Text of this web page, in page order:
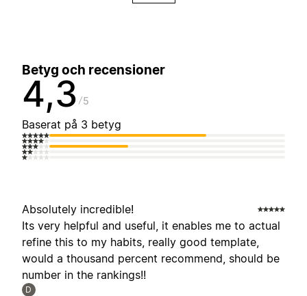
Betyg och recensioner
4,3 5
Baserat på 3 betyg
Absolutely incredible!
Its very helpful and useful, it enables me to actual
refine this to my habits, really good template,
would a thousand percent recommend, should be
number in the rankings!!
D